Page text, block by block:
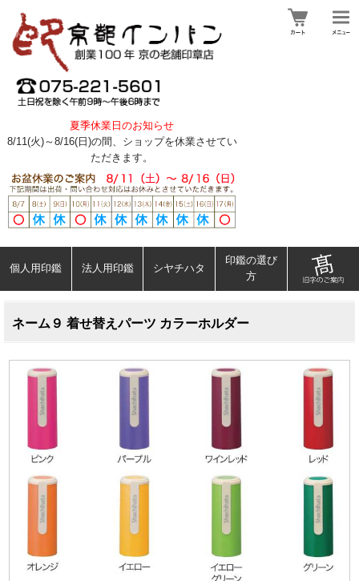
夏季休業日のお知らせ
8/11(火)～8/16(日)の間、ショップを休業させてい
ただきます。
個人用印鑑 法人用印鑑 シヤチハタ
印鑑の選び
方
ネーム９ 着せ替えパーツ カラーホルダー